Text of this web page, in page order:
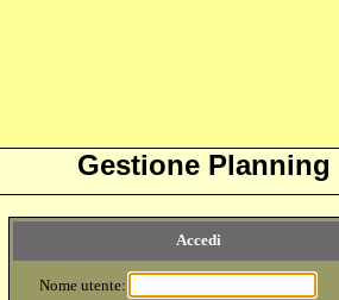
Gestione Planning
Accedi
Nome utente: